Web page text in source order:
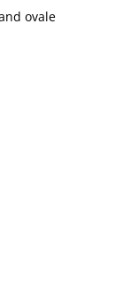
ovale